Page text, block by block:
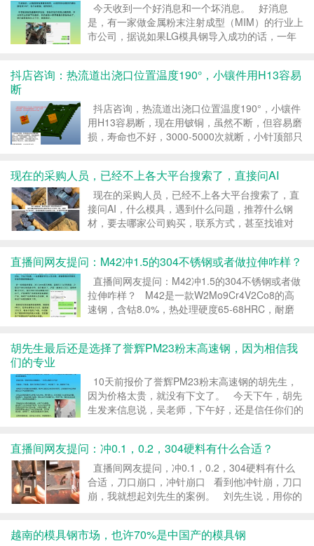
今天收到一个好消息和一个坏消息。 好消息
是，有一家做金属粉末注射成型（MIM）的行业上
市公司，据说如果LG模具钢导入成功的话，一年
就他不点头。 &n...
抖店咨询：热流道出浇口位置温度190°，小镶件用H13容易
断
抖店咨询，热流道出浇口位置温度190°，小镶件
用H13容易断，现在用铍铜，虽然不断，但容易磨
损，寿命也不好，3000-5000次就断，小针顶部只
现在的采购人员，已经不上各大平台搜索了，直接问AI
现在的采购人员，已经不上各大平台搜索了，直
接问AI，什么模具，遇到什么问题，推荐什么钢
材，要去哪家公司购买，联系方式，甚至找谁对
觉她很专业，怎么知道这么多，铜...
直播间网友提问：M42冲1.5的304不锈钢或者做拉伸咋样？
直播间网友提问：M42冲1.5的304不锈钢或者做
拉伸咋样？ M42是一款W2Mo9Cr4V2Co8的高
速钢，含钴8.0%，热处理硬度65-68HRC，耐磨
胡先生最后还是选择了誉辉PM23粉末高速钢，因为相信我
们的专业
10天前报价了誉辉PM23粉末高速钢的胡先生，
因为价格太贵，就没有下文了。 今天下午，胡先
生发来信息说，吴老师，下午好，还是信任你们的
带容易粘模...
直播间网友提问：冲0.1，0.2，304硬料有什么合适？
直播间网友提问，冲0.1，0.2，304硬料有什么
合适，刀口崩口，冲针崩口 看到他冲针崩，刀口
崩，我就想起刘先生的案例。 刘先生说，用你的
越南的模具钢市场，也许70%是中国产的模具钢